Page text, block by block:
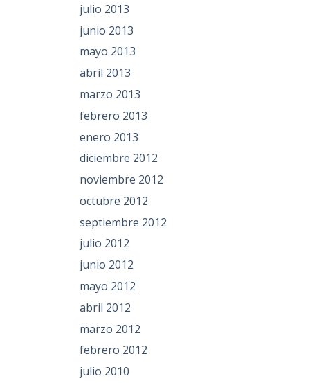
julio 2013
junio 2013
mayo 2013
abril 2013
marzo 2013
febrero 2013
enero 2013
diciembre 2012
noviembre 2012
octubre 2012
septiembre 2012
julio 2012
junio 2012
mayo 2012
abril 2012
marzo 2012
febrero 2012
julio 2010